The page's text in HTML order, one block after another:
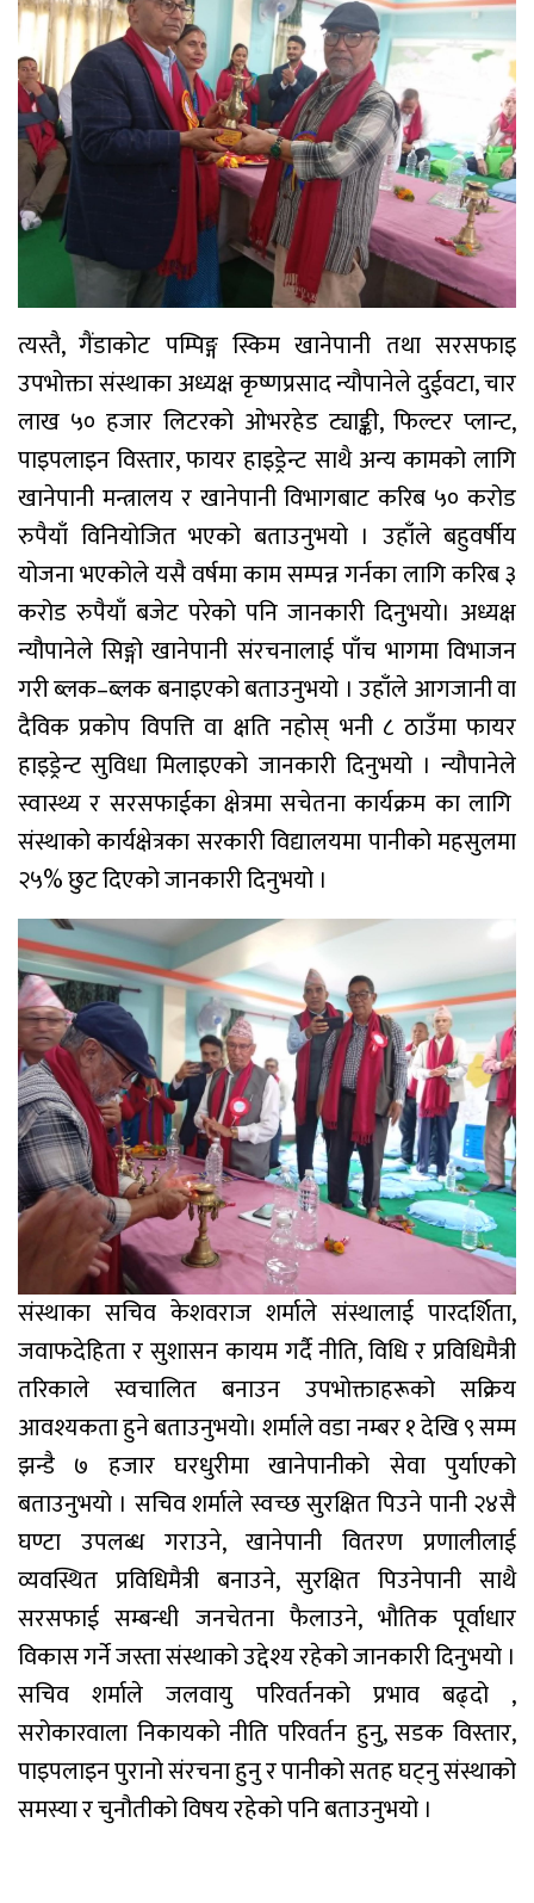
त्यस्तै, गैंडाकोट पम्पिङ्ग स्किम खानेपानी तथा सरसफाइ
उपभोक्ता संस्थाका अध्यक्ष कृष्णप्रसाद न्यौपानेले दुईवटा, चार
लाख ५० हजार लिटरको ओभरहेड ट्याङ्की, फिल्टर प्लान्ट,
पाइपलाइन विस्तार, फायर हाइड्रेन्ट साथै अन्य कामको लागि
खानेपानी मन्त्रालय र खानेपानी विभागबाट करिब ५० करोड
रुपैयाँ विनियोजित भएको बताउनुभयो । उहाँले बहुवर्षीय
योजना भएकोले यसै वर्षमा काम सम्पन्न गर्नका लागि करिब ३
करोड रुपैयाँ बजेट परेको पनि जानकारी दिनुभयो। अध्यक्ष
न्यौपानेले सिङ्गो खानेपानी संरचनालाई पाँच भागमा विभाजन
गरी ब्लक–ब्लक बनाइएको बताउनुभयो । उहाँले आगजानी वा
दैविक प्रकोप विपत्ति वा क्षति नहोस् भनी ८ ठाउँमा फायर
हाइड्रेन्ट सुविधा मिलाइएको जानकारी दिनुभयो । न्यौपानेले
स्वास्थ्य र सरसफाईका क्षेत्रमा सचेतना कार्यक्रम का लागि
संस्थाको कार्यक्षेत्रका सरकारी विद्यालयमा पानीको महसुलमा
२५% छुट दिएको जानकारी दिनुभयो ।
संस्थाका सचिव केशवराज शर्माले संस्थालाई पारदर्शिता,
जवाफदेहिता र सुशासन कायम गर्दै नीति, विधि र प्रविधिमैत्री
तरिकाले स्वचालित बनाउन उपभोक्ताहरूको सक्रिय
आवश्यकता हुने बताउनुभयो। शर्माले वडा नम्बर १ देखि ९ सम्म
झन्डै ७ हजार घरधुरीमा खानेपानीको सेवा पुर्याएको
बताउनुभयो । सचिव शर्माले स्वच्छ सुरक्षित पिउने पानी २४सै
घण्टा उपलब्ध गराउने, खानेपानी वितरण प्रणालीलाई
व्यवस्थित प्रविधिमैत्री बनाउने, सुरक्षित पिउनेपानी साथै
सरसफाई सम्बन्धी जनचेतना फैलाउने, भौतिक पूर्वाधार
विकास गर्ने जस्ता संस्थाको उद्देश्य रहेको जानकारी दिनुभयो ।
सचिव शर्माले जलवायु परिवर्तनको प्रभाव बढ्दो ,
सरोकारवाला निकायको नीति परिवर्तन हुनु, सडक विस्तार,
पाइपलाइन पुरानो संरचना हुनु र पानीको सतह घट्नु संस्थाको
समस्या र चुनौतीको विषय रहेको पनि बताउनुभयो ।